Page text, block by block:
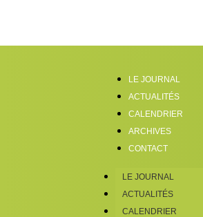
LE JOURNAL
ACTUALITÉS
CALENDRIER
ARCHIVES
CONTACT
LE JOURNAL
ACTUALITÉS
CALENDRIER